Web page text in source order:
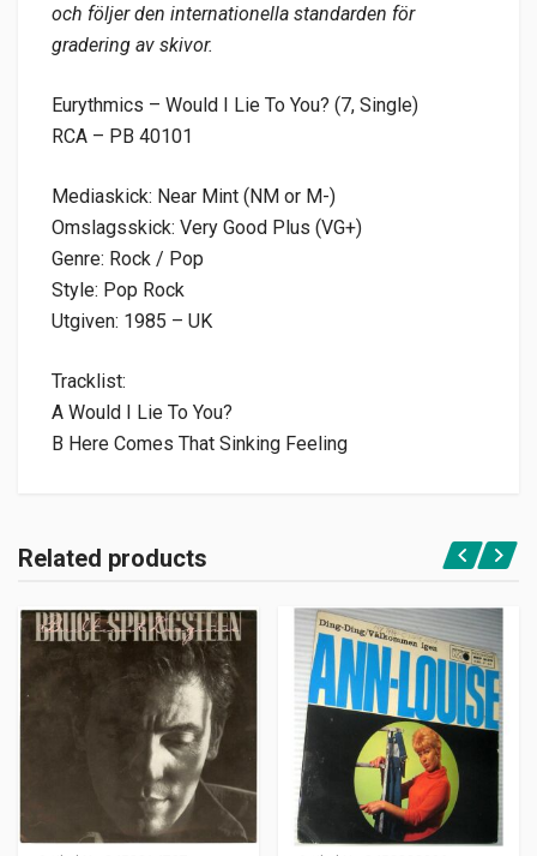
och följer den internationella standarden för
gradering av skivor.
Eurythmics – Would I Lie To You? (7, Single)
RCA – PB 40101
Mediaskick: Near Mint (NM or M-)
Omslagsskick: Very Good Plus (VG+)
Genre: Rock / Pop
Style: Pop Rock
Utgiven: 1985 – UK
Tracklist:
A Would I Lie To You?
B Here Comes That Sinking Feeling
Related products